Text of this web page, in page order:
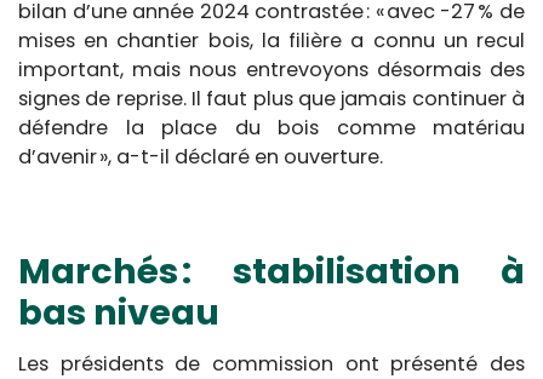
bilan d’une année 2024 contrastée : « avec -27 % de
mises en chantier bois, la filière a connu un recul
important, mais nous entrevoyons désormais des
signes de reprise. Il faut plus que jamais continuer à
défendre la place du bois comme matériau
d’avenir », a-t-il déclaré en ouverture.
Marchés : stabilisation à
bas niveau
Les présidents de commission ont présenté des